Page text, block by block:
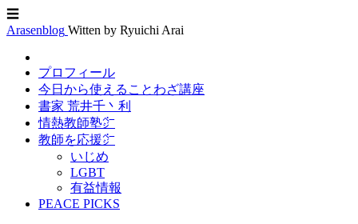
☰
Arasenblog Witten by Ryuichi Arai
プロフィール
今日から使えることわざ講座
書家 荒井千丶利
情熱教師塾㌻
教師を応援㌻
いじめ
LGBT
有益情報
PEACE PICKS